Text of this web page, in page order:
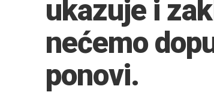
ukazuje i
nećemo
ponovi.